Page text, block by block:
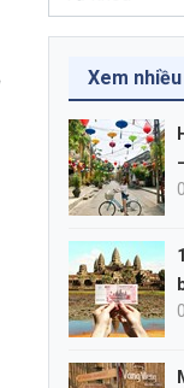
Xem